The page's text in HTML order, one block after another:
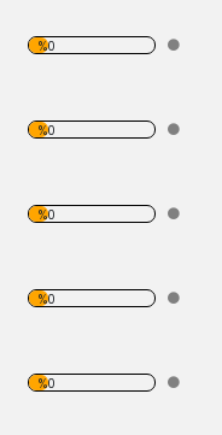
%0
%0
%0
%0
%0